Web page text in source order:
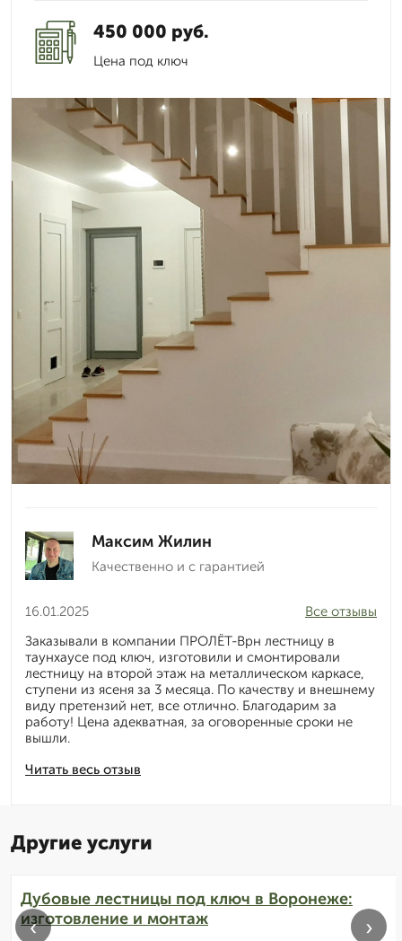
450 000 руб.
Цена под ключ
Максим Жилин
Качественно и с гарантией
16.01.2025
Читать весь отзыв
Все отзывы
Заказывали в компании ПРОЛЁТ-Врн лестницу в
таунхаусе под ключ, изготовили и смонтировали
лестницу на второй этаж на металлическом каркасе,
ступени из ясеня за 3 месяца. По качеству и внешнему
виду претензий нет, все отлично. Благодарим за
работу! Цена адекватная, за оговоренные сроки не
вышли.
Другие услуги
Дубовые лестницы под ключ в Воронеже:
изготовление и монтаж
‹ ›